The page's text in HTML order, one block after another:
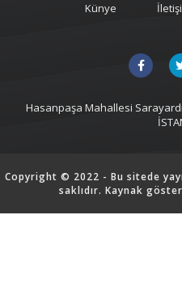
Künye
Hasanpaşa Mahallesi
Copyright © 2022 - Bu sitede
saklıdır. Kaynak